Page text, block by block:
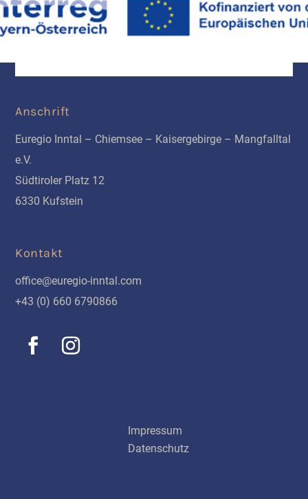
Anschrift
Euregio Inntal – Chiemsee – Kaisergebirge – Mangfalltal
e.V.
Südtiroler Platz 12
6330 Kufstein
Kontakt
office@euregio-inntal.com
+43 (0) 660 6790866
Impressum
Datenschutz